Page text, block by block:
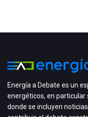
Energía a Debate es un
energéticos, en
donde se incluyen